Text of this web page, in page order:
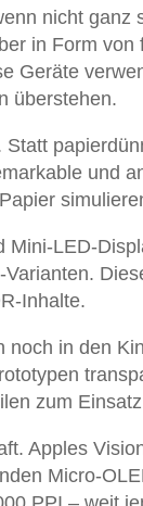
nicht ganz
in Form von
Geräte
überstehen.
und
LED-
Inhalte.
in den
zum
Apples
Micro-